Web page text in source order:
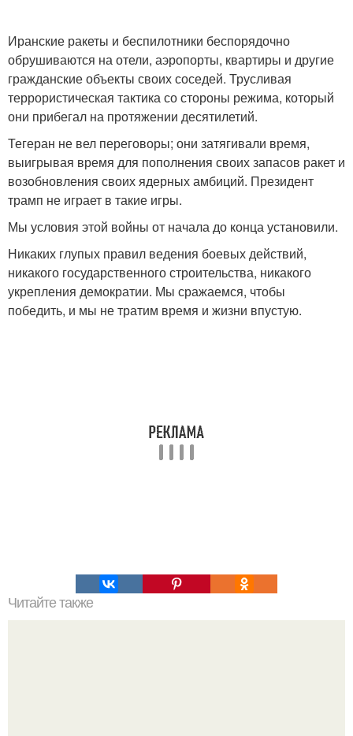
Иранские ракеты и беспилотники беспорядочно
обрушиваются на отели, аэропорты, квартиры и другие
гражданские объекты своих соседей. Трусливая
террористическая тактика со стороны режима, который
они прибегал на протяжении десятилетий.
Тегеран не вел переговоры; они затягивали время,
выигрывая время для пополнения своих запасов ракет и
возобновления своих ядерных амбиций. Президент
трамп не играет в такие игры.
Мы условия этой войны от начала до конца установили.
Никаких глупых правил ведения боевых действий,
никакого государственного строительства, никакого
укрепления демократии. Мы сражаемся, чтобы
победить, и мы не тратим время и жизни впустую.
Читайте также